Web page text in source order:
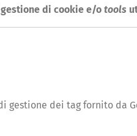
di cookie e/o tools
gestione dei tag fornito